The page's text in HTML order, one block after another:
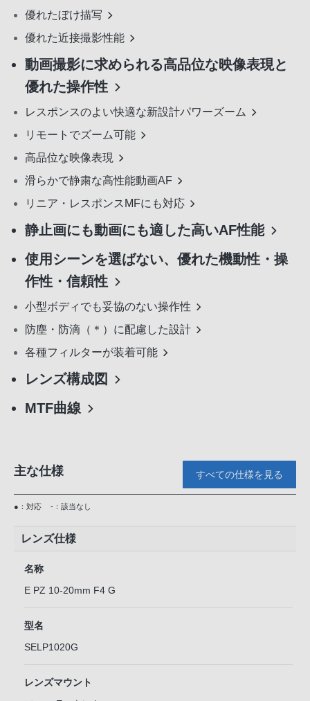
優れたぼけ描写
優れた近接撮影性能
動画撮影に求められる高品位な映像表現と
優れた操作性
レスポンスのよい快適な新設計パワーズーム
リモートでズーム可能
高品位な映像表現
滑らかで静粛な高性能動画AF
リニア・レスポンスMFにも対応
静止画にも動画にも適した高いAF性能
使用シーンを選ばない、優れた機動性・操
作性・信頼性
小型ボディでも妥協のない操作性
防塵・防滴（＊）に配慮した設計
各種フィルターが装着可能
レンズ構成図
MTF曲線
主な仕様 すべての仕様を見る
●：対応 -：該当なし
レンズ仕様
名称
E PZ 10-20mm F4 G
型名
SELP1020G
レンズマウント